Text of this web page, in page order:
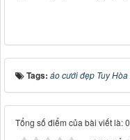
Tags: áo cưới đẹp Tuy Hòa
Tổng số điểm của bài viết là: